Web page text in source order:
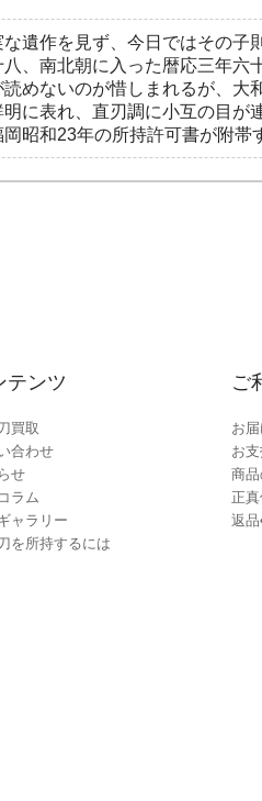
遺作を見ず、今日ではその
、南北朝に入った暦応三年
めないのが惜しまれるが、
に表れ、直刃調に小互の目
昭和23年の所持許可書が附帯
テンツ
買取
合わせ
せ
ラム
ャラリー
を所持するには
ご
お
お
商
正
返品